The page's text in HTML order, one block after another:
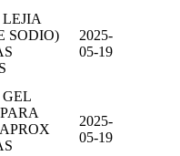
SODIO)
2025-
05-19
2025-
05-19